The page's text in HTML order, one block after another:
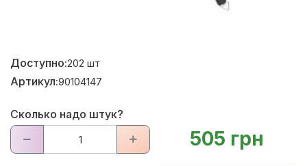
Доступно:202 шт
Артикул:90104147
Сколько надо штук?
505 грн